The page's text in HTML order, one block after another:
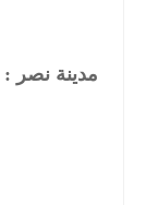
مدينة نصر